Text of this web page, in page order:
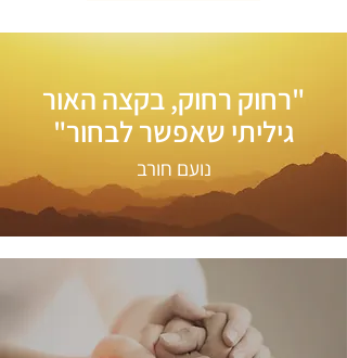
"רחוק רחוק, בקצה האור
גיליתי שאפשר לבחור"
נועם חורב